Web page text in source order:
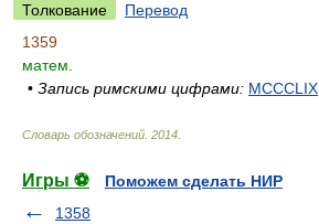
Толкование
Перевод
1359
матем.
• Запись римскими цифрами: MCCCLIX
Словарь обозначений 2014
Игры ⚽
Поможем сделать НИР
1358